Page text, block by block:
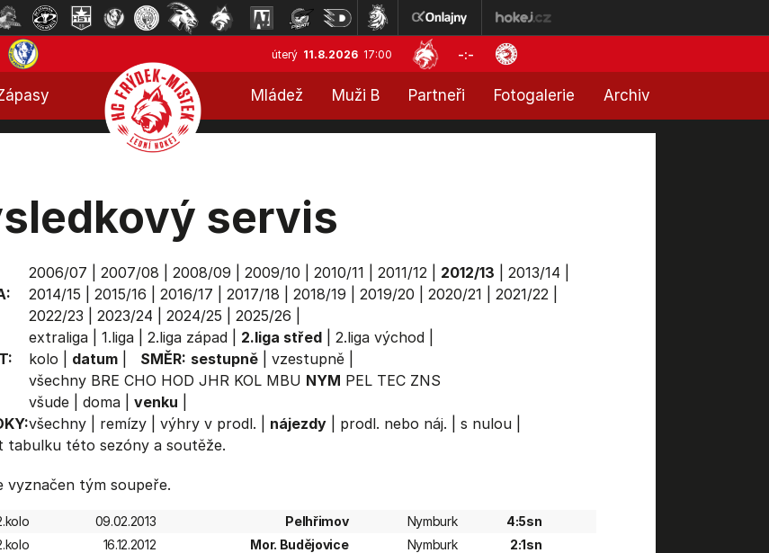
úterý 11.8.2026 17:00 -:-
Mládež Muži B Partneři Fotogalerie Archiv
servis
2006/07 2007/08 2008/09 2009/10 2010/11 2011/12| 2012/13 2013/14
2014/15
2015/16 2016/17 2017/18 2018/19 2019/20 2020/21 2021/22|
2022/23
2023/24 2024/25 2025/26
extraliga| 1.liga| 2.liga západ| 2.liga střed| 2.liga východ|
kolo datum| SMĚR: sestupně| vzestupně|
všechny BRE CHO HOD JHR KOL MBU NYM PEL TEC ZNS
všude| doma| venku
všechny| remízy| výhry v prodl. nájezdy| prodl. nebo náj. s nulou|
tabulkutéto sezóny a soutěže.
vyznačen tým soupeře.
09.02.2013 Pelhřimov Nymburk
4:5sn
16.12.2012 Mor. Budějovice Nymburk
2:1sn